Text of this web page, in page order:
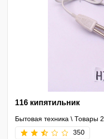
116 кипятильник
Бытовая техника \ Товары 2
350